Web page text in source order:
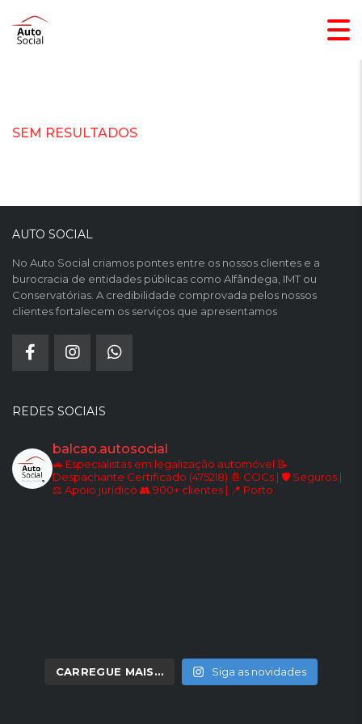
SEM RESULTADOS
AUTO SOCIAL
No Auto Social criamos pontes entre os nossos clientes e a
burocracia de entidades públicas como Alfândega, IMT ou
Conservatórias. A credibilidade comprovada pelos nossos
clientes fortalecem os serviços que apresentamos
REDES SOCIAIS
balcao.autosocial
🚗 Especialistas em legalização automóvel 📝
Despachante Certificado (4752I8) 📄 COCs | 🛡️ Seguros |
⚖️ Apoio jurídico 👥 900+ clientes | 📍 Porto
CARREGUE MAIS… Siga as novidades